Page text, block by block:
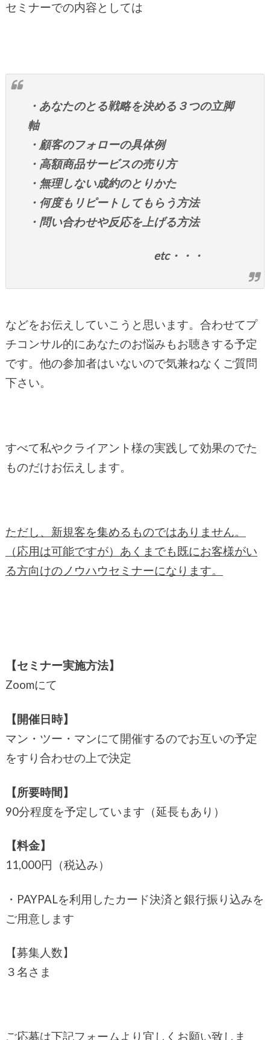
セミナーでの内容としては
・あなたのとる戦略を決める３つの立脚
軸
・顧客のフォローの具体例
・高額商品サービスの売り方
・無理しない成約のとりかた
・何度もリピートしてもらう方法
・問い合わせや反応を上げる方法
etc・・・
などをお伝えしていこうと思います。合わせてプ
チコンサル的にあなたのお悩みもお聴きする予定
です。他の参加者はいないので気兼ねなくご質問
下さい。
すべて私やクライアント様の実践して効果のでた
ものだけお伝えします。
ただし、新規客を集めるものではありません。
（応用は可能ですが）あくまでも既にお客様がい
る方向けのノウハウセミナーになります。
【セミナー実施方法】
Zoomにて
【開催日時】
マン・ツー・マンにて開催するのでお互いの予定
をすり合わせの上で決定
【所要時間】
90分程度を予定しています（延長もあり）
【料金】
11,000円（税込み）
・PAYPALを利用したカード決済と銀行振り込みを
ご用意します
【募集人数】
３名さま
ご応募は下記フォームより宜しくお願い致しま